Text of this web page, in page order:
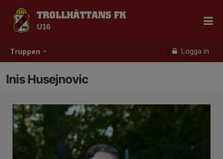
Truppen Logga in
TROLLHÄTTANS FK
U16
Inis Husejnovic